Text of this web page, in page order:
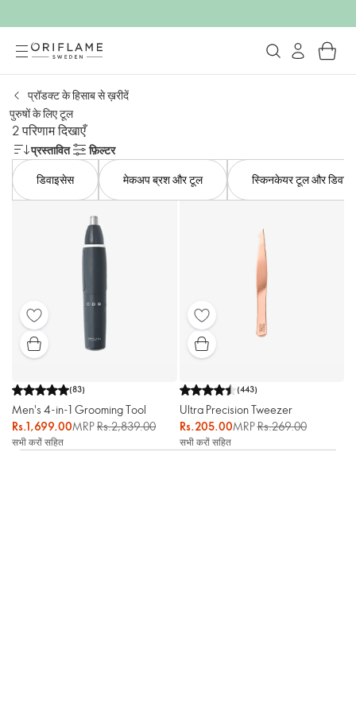
प्रॉडक्ट के हिसाब से ख़रीदें
पुरुषों के लिए टूल
2 परिणाम दिखाएँ
प्रस्तावित
फ़िल्टर
डिवाइसेस
मेकअप ब्रश और टूल स्किनकेयर टूल और
(83)
Men's 4-in-1 Grooming Tool
Rs.1,699.00MRPRs.2,839.00
सभी करों सहित
(443)
Ultra Precision Tweezer
Rs.205.00MRPRs.269.00
सभी करों सहित